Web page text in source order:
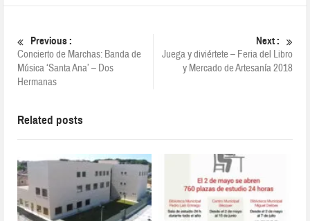
Previous :
Concierto de Marchas: Banda de
Música ‘Santa Ana’ – Dos
Hermanas
Next :
Juega y diviértete – Feria del Libro
y Mercado de Artesanía 2018
Related posts